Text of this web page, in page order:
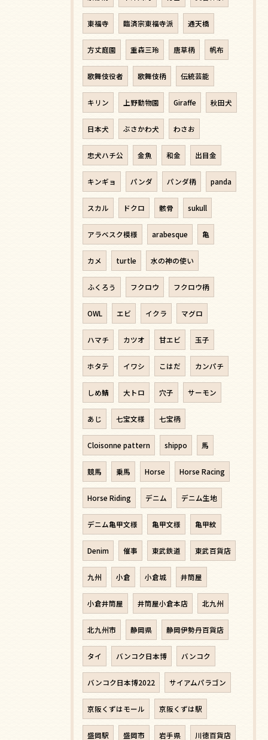
東福寺 臨済宗東福寺派 通天橋
方丈庭園 重森三玲 唐草柄 帆布
歌舞伎役者 歌舞伎柄 伝統芸能
キリン 上野動物園 Giraffe 秋田犬
日本犬 ぶさかわ犬 わさお
忠犬ハチ公 金魚 和金 出目金
キンギョ パンダ パンダ柄 panda
スカル ドクロ 骸骨 sukull
アラベスク模様 arabesque 亀
カメ turtle 水の神の使い
ふくろう フクロウ フクロウ柄
OWL エビ イクラ マグロ
ハマチ カツオ 甘エビ 玉子
ホタテ イワシ こはだ カンパチ
しめ鯖 大トロ 穴子 サーモン
あじ 七宝文様 七宝柄
Cloisonne pattern shippo 馬
競馬 乗馬 Horse Horse Racing
Horse Riding デニム デニム生地
デニム亀甲文様 亀甲文様 亀甲紋
Denim 催事 東武鉄道 東武百貨店
九州 小倉 小倉城 井筒屋
小倉井筒屋 井筒屋小倉本店 北九州
北九州市 静岡県 静岡伊勢丹百貨店
タイ バンコク日本博 バンコク
バンコク日本博2022 サイアムパラゴン
京阪くずはモール 京阪くずは駅
盛岡駅 盛岡市 岩手県 川徳百貨店